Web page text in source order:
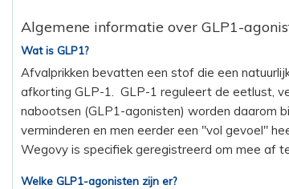
Algemene informatie over GLP1-
Wat is GLP1?
Afvalprikken bevatten een stof die een
afkorting GLP-1. GLP-1 reguleert de eetlust,
nabootsen (GLP1-agonisten) worden daarom
verminderen en men eerder een "vol gevoel"
Wegovy is specifiek geregistreerd om mee af
Welke GLP1-agonisten zijn er?